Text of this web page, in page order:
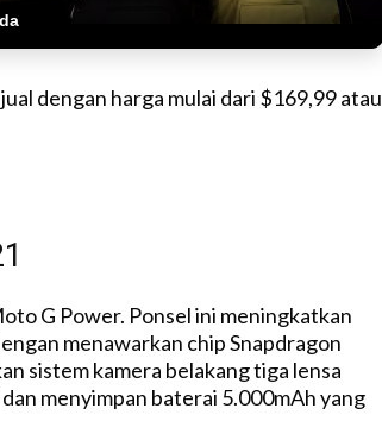
dengan harga mulai dari $169,99 atau
G Power. Ponsel ini meningkatkan
menawarkan chip Snapdragon
sistem kamera belakang tiga lensa
menyimpan baterai 5.000mAh yang